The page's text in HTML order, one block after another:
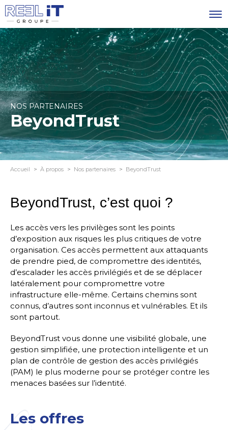
NOS PARTENAIRES
BeyondTrust
Accueil À propos Nos partenaires BeyondTrust
BeyondTrust, c’est quoi ?
Les accès vers les privilèges sont les points
d’exposition aux risques les plus critiques de votre
organisation. Ces accès permettent aux attaquants
de prendre pied, de compromettre des identités,
d’escalader les accès privilégiés et de se déplacer
latéralement pour compromettre votre
infrastructure elle-même. Certains chemins sont
connus, d’autres sont inconnus et vulnérables. Et ils
sont partout.
BeyondTrust vous donne une visibilité globale, une
gestion simplifiée, une protection intelligente et un
plan de contrôle de gestion des accès privilégiés
(PAM) le plus moderne pour se protéger contre les
menaces basées sur l’identité.
Les offres